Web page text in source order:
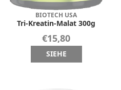
BIOTECH USA
Tri-Kreatin-Malat 300g
€15,80
SIEHE